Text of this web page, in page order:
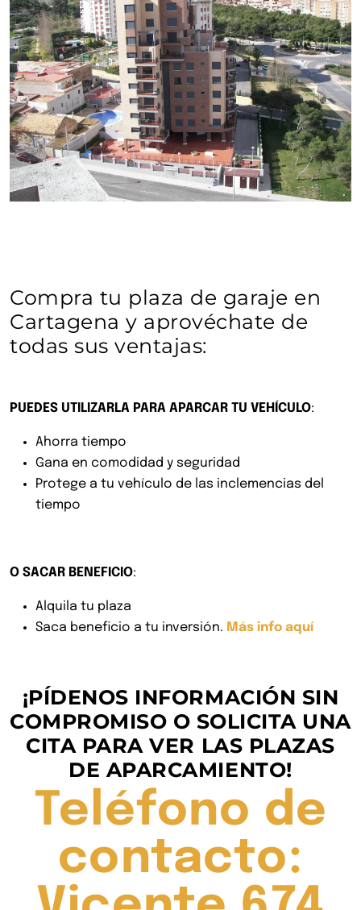
Compra tu plaza de garaje en
Cartagena y aprovéchate de
todas sus ventajas:
PUEDES UTILIZARLA PARA APARCAR TU VEHÍCULO:
Ahorra tiempo
Gana en comodidad y seguridad
Protege a tu vehículo de las inclemencias del
tiempo
O SACAR BENEFICIO:
Alquila tu plaza
Saca beneficio a tu inversión. Más info aquí
¡PÍDENOS INFORMACIÓN SIN
COMPROMISO O SOLICITA UNA
CITA PARA VER LAS PLAZAS
DE APARCAMIENTO!
Teléfono de
contacto: